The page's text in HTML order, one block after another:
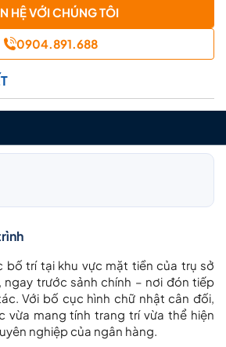
HỆ VỚI CHÚNG TÔI
0904.891.688
bố trí tại khu vực mặt tiền của trụ sở
ngay trước sảnh chính – nơi đón tiếp
Với bố cục hình chữ nhật cân đối,
vừa mang tính trang trí vừa thể hiện
nghiệp của ngân hàng.